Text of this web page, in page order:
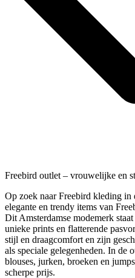
Freebird outlet – vrouwelijke en
Op zoek naar Freebird kleding
elegante en trendy items van
Dit Amsterdamse modemerk
unieke prints en flatterende
stijl en draagcomfort en zijn
als speciale gelegenheden. In de
blouses, jurken, broeken en
scherpe prijs.